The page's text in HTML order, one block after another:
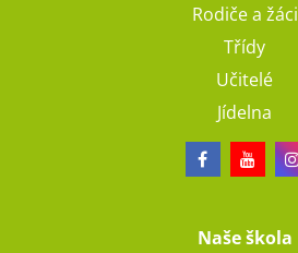
Rodiče a žáci
Třídy
Učitelé
Jídelna
Naše škola